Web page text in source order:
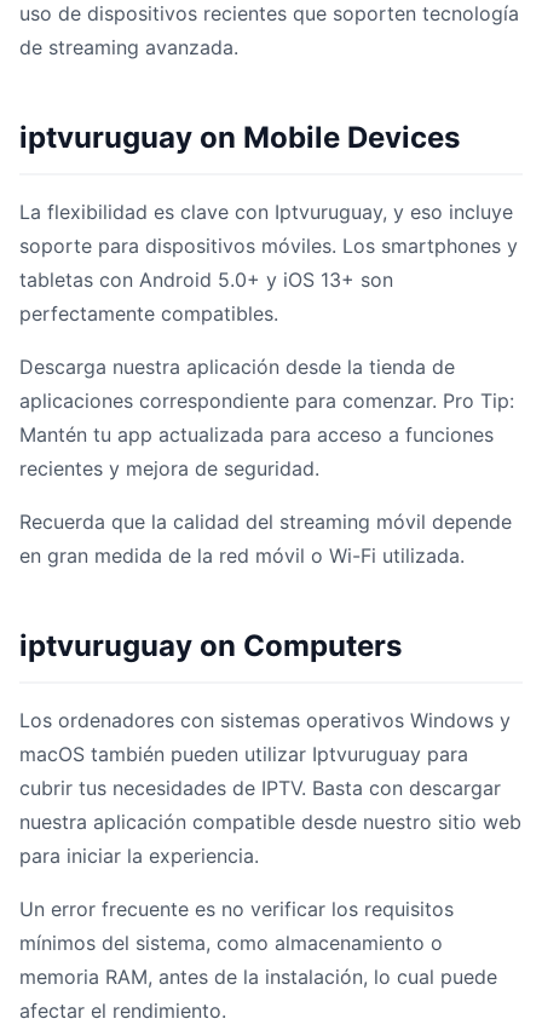
uso de dispositivos recientes que soporten tecnología
de streaming avanzada.
iptvuruguay on Mobile Devices
La flexibilidad es clave con Iptvuruguay, y eso incluye
soporte para dispositivos móviles. Los smartphones y
tabletas con Android 5.0+ y iOS 13+ son
perfectamente compatibles.
Descarga nuestra aplicación desde la tienda de
aplicaciones correspondiente para comenzar. Pro Tip:
Mantén tu app actualizada para acceso a funciones
recientes y mejora de seguridad.
Recuerda que la calidad del streaming móvil depende
en gran medida de la red móvil o Wi-Fi utilizada.
iptvuruguay on Computers
Los ordenadores con sistemas operativos Windows y
macOS también pueden utilizar Iptvuruguay para
cubrir tus necesidades de IPTV. Basta con descargar
nuestra aplicación compatible desde nuestro sitio web
para iniciar la experiencia.
Un error frecuente es no verificar los requisitos
mínimos del sistema, como almacenamiento o
memoria RAM, antes de la instalación, lo cual puede
afectar el rendimiento.